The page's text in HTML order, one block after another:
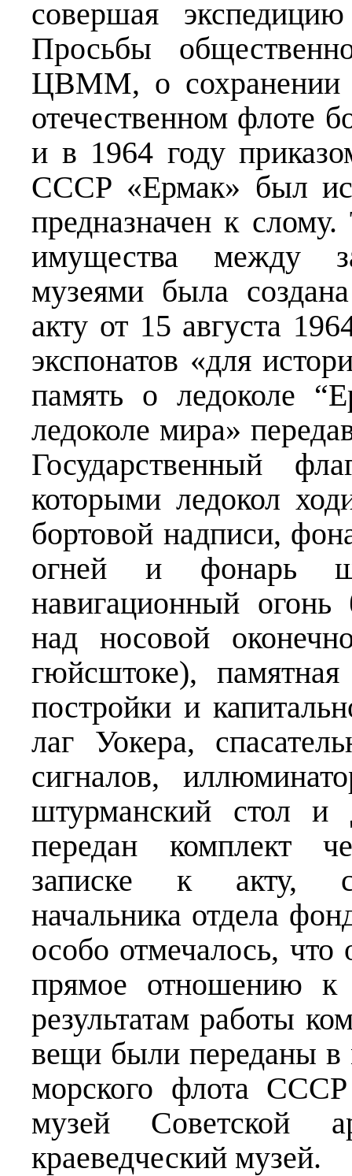
совершая
Просьбы
ЦВММ, о сохранении
отечественном флоте
и в 1964 году
СССР «Ермак» был
предназначен к
имущества между
музеями была
акту от 15 августа
экспонатов «для
память о ледоколе
ледоколе мира»
Государственный
которыми ледокол
бортовой надписи,
огней и фонарь
навигационный
над носовой
гюйсштоке),
постройки и
лаг Уокера,
сигналов,
штурманский стол и
передан комплект
записке к акту,
начальника отдела
особо отмечалось,
прямое отношению
результатам работы
вещи были переданы в
морского флота
музей Советской
краеведческий музей.